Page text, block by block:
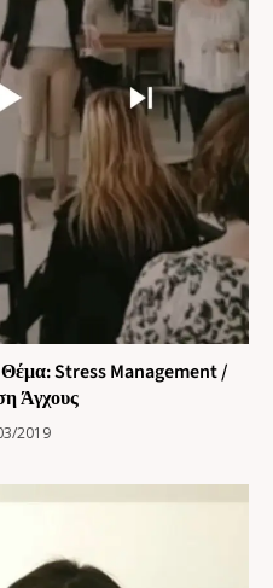
Stress Management /
Άγχους
2019